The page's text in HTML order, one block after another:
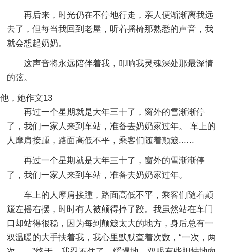
再后来，时光仍在不停地行走，亲人便渐渐离我远
去了，但每当我回到老屋，听着摇椅那熟悉的声音，我
就会想起奶奶。
这声音将永远陪伴着我，叩响我灵魂深处那最深情
的弦。
他，她作文13
再过一个星期就是大年三十了，窗外的雪渐渐停
了，我们一家人来到车站，准备去奶奶家过年。 车上的
人摩肩接踵，路面高低不平，乘客们随着颠簸......
再过一个星期就是大年三十了，窗外的雪渐渐停
了，我们一家人来到车站，准备去奶奶家过年。
车上的人摩肩接踵，路面高低不平，乘客们随着颠
簸左摇右摆，时时有人被颠得摔了跤。我虽然站在车门
口却站得很稳，因为每到颠簸太大的地方，身后总有一
双温暖的大手扶着我，我心里默默查着次数，“一次，两